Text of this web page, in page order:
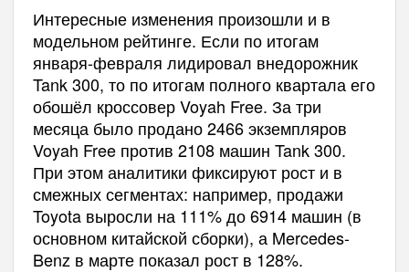
Интересные изменения произошли и в
модельном рейтинге. Если по итогам
января-февраля лидировал внедорожник
Tank 300, то по итогам полного квартала его
обошёл кроссовер Voyah Free. За три
месяца было продано 2466 экземпляров
Voyah Free против 2108 машин Tank 300.
При этом аналитики фиксируют рост и в
смежных сегментах: например, продажи
Toyota выросли на 111% до 6914 машин (в
основном китайской сборки), а Mercedes-
Benz в марте показал рост в 128%.